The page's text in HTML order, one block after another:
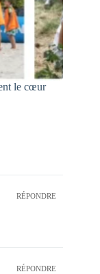
le cœur
RÉPONDRE
RÉPONDRE